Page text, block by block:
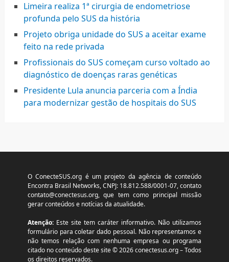
Limeira realiza 1ª cirurgia de endometriose
profunda pelo SUS da história
Projeto obriga unidade do SUS a aceitar exame
feito na rede privada
Profissionais do SUS começam curso voltado ao
diagnóstico de doenças raras genéticas
Presidente Lula anuncia parceria com a Índia
para modernizar gestão de hospitais do SUS
O ConecteSUS.org é um projeto da agência de conteúdo
Encontra Brasil Networks, CNPJ: 18.812.588/0001-07, contato
contato@conectesus.org, que tem como principal missão
gerar conteúdos e notícias da atualidade.
Atenção:Este site tem caráter informativo. Não utilizamos
formulário para coletar dado pessoal. Não representamos e
não temos relação com nenhuma empresa ou programa
citado no conteúdo deste site © 2026 conectesus.org – Todos
os direitos reservados.